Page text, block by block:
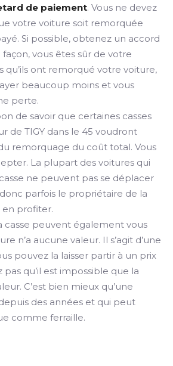
de paiement. Vous ne devez
votre voiture soit remorquée
Si possible, obtenez un accord
vous êtes sûr de votre
qu’ils ont remorqué votre voiture,
beaucoup moins et vous
perte.
de savoir que certaines casses
de TIGY dans le 45 voudront
remorquage du coût total. Vous
La plupart des voitures qui
ne peuvent pas se déplacer
parfois le propriétaire de la
en profiter.
casse peuvent également vous
n’a aucune valeur. Il s’agit d’une
pouvez la laisser partir à un prix
pas qu’il est impossible que la
C’est bien mieux qu’une
des années et qui peut
comme ferraille.